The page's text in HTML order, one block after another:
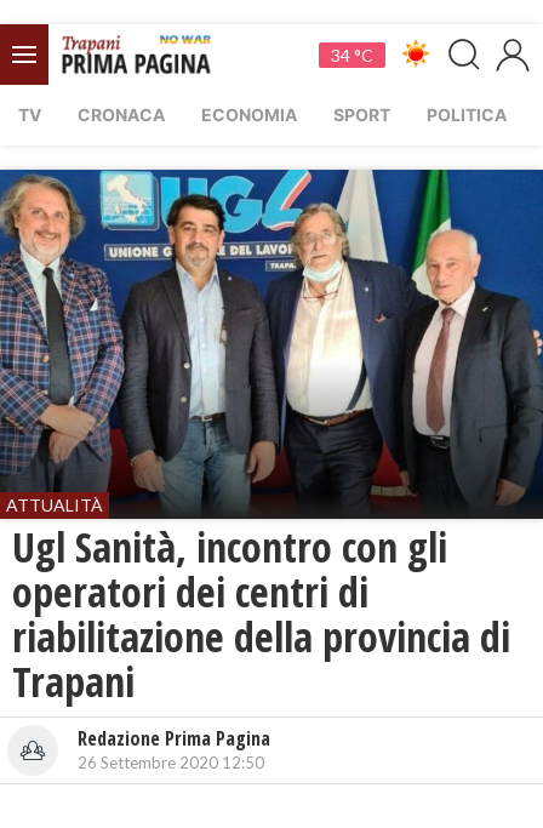
34 °C
TV CRONACA ECONOMIA SPORT POLITICA
ATTUALITÀ
Ugl Sanità, incontro con gli
operatori dei centri di
riabilitazione della provincia di
Trapani
Redazione Prima Pagina
26 Settembre 2020 12:50